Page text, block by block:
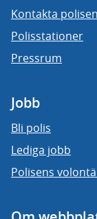
Kontakta polisen
Polisstationer
Pressrum
Jobb
Bli polis
Lediga jobb
Polisens